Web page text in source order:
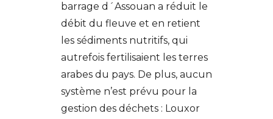
barrage d´Assouan a réduit le
débit du fleuve et en retient
les sédiments nutritifs, qui
autrefois fertilisaient les terres
arabes du pays. De plus, aucun
système n’est prévu pour la
gestion des déchets : Louxor